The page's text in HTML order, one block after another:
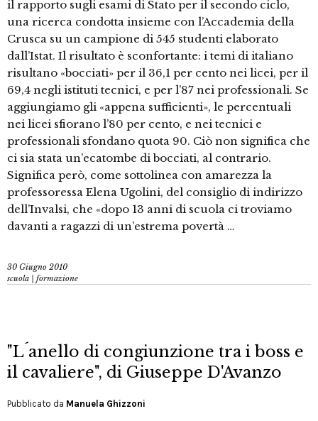
il rapporto sugli esami di Stato per il secondo ciclo,
una ricerca condotta insieme con l’Accademia della
Crusca su un campione di 545 studenti elaborato
dall’Istat. Il risultato è sconfortante: i temi di italiano
risultano «bocciati» per il 36,1 per cento nei licei, per il
69,4 negli istituti tecnici, e per l’87 nei professionali. Se
aggiungiamo gli «appena sufficienti», le percentuali
nei licei sfiorano l’80 per cento, e nei tecnici e
professionali sfondano quota 90. Ciò non significa che
ci sia stata un’ecatombe di bocciati, al contrario.
Significa però, come sottolinea con amarezza la
professoressa Elena Ugolini, del consiglio di indirizzo
dell’Invalsi, che «dopo 13 anni di scuola ci troviamo
davanti a ragazzi di un’estrema povertà …
30 Giugno 2010
scuola | formazione
"L´anello di congiunzione tra i boss e
il cavaliere", di Giuseppe D'Avanzo
Pubblicato da Manuela Ghizzoni